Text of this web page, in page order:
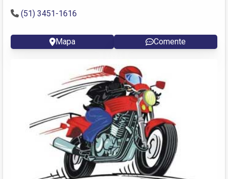
(51) 3451-1616
Mapa Comente